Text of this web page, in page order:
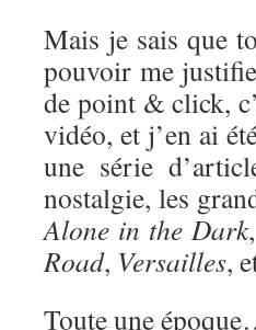
Mais je sais que
pouvoir me
de point & click,
vidéo, et j’en ai
une série
nostalgie, les
Alone in the Dark,
Road, Versailles,
Toute une